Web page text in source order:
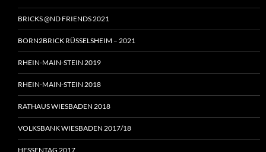
BRICKS @ND FRIENDS 2021
BORN2BRICK RÜSSELSHEIM – 2021
RHEIN-MAIN-STEIN 2019
RHEIN-MAIN-STEIN 2018
RATHAUS WIESBADEN 2018
VOLKSBANK WIESBADEN 2017/18
HESSENTAG 2017